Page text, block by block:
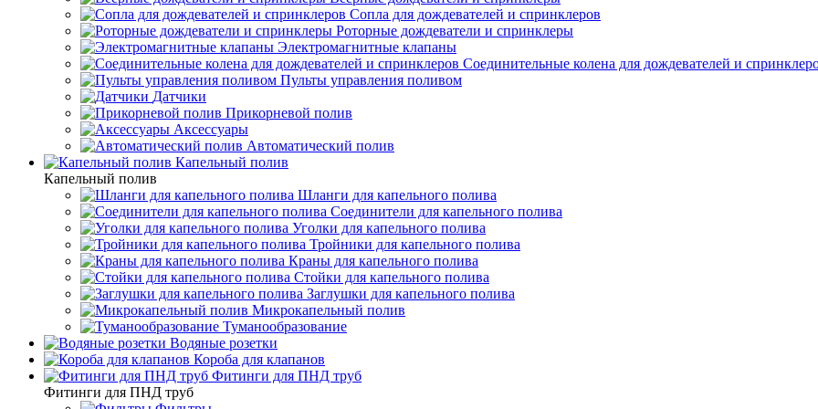
Сопла для дождевателей и спринклеров
Роторные дождеватели и спринклеры
Электромагнитные клапаны
Соединительные колена для дождевателей и
Пульты управления поливом
Датчики
Прикорневой полив
Аксессуары
Автоматический полив
Капельный полив
Капельный полив
Шланги для капельного полива
Соединители для капельного полива
Уголки для капельного полива
Тройники для капельного полива
Краны для капельного полива
Стойки для капельного полива
Заглушки для капельного полива
Микрокапельный полив
Туманообразование
Водяные розетки
Короба для клапанов
Фитинги для ПНД труб
Фитинги для ПНД труб